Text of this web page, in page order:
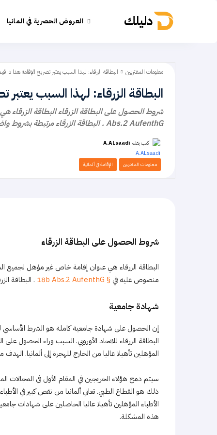
دليلك العروض الحصرية في المانيا
معلومات المغتربين البطاقة الزرقاء: لهذا السبب يعتبر تصريح الإقامة هذا ذا
البطاقة الزرقاء: لهذا السبب يعتبر
Abs.2 AufenthG . البطاقة الزرقاء مرتبطة بشروط واضحة ومختلفة. شهادة جامعية
كتب بقلم A.ALsaadi
معلومات المغتربين الإقامة في ألمانية
شروط الحصول على البطاقة الزرقاء
البطاقة الزرقاء هي عنوان إقامة خاص غير مؤهل لجميع
منصوص عليه في § 18b Abs.2 AufenthG . البطاقة
شهادة جامعية
إن الحصول على شهادة جامعية كاملة هو الشرط الأساسي
البطاقة الزرقاء للاتحاد الأوروبي. السبب وراء الحصول
المؤهلين تأهيلا عاليا من الخارج للهجرة إلى ألمانيا.
سيتم دمج هؤلاء الخريجين في المقام الأول في المجالات
ذلك هو القطاع الطبي. تعاني ألمانيا من نقص كبير في
الأطباء المؤهلين تأهيلا عاليا الحاصلين على شهادات
هذه المشكلة.